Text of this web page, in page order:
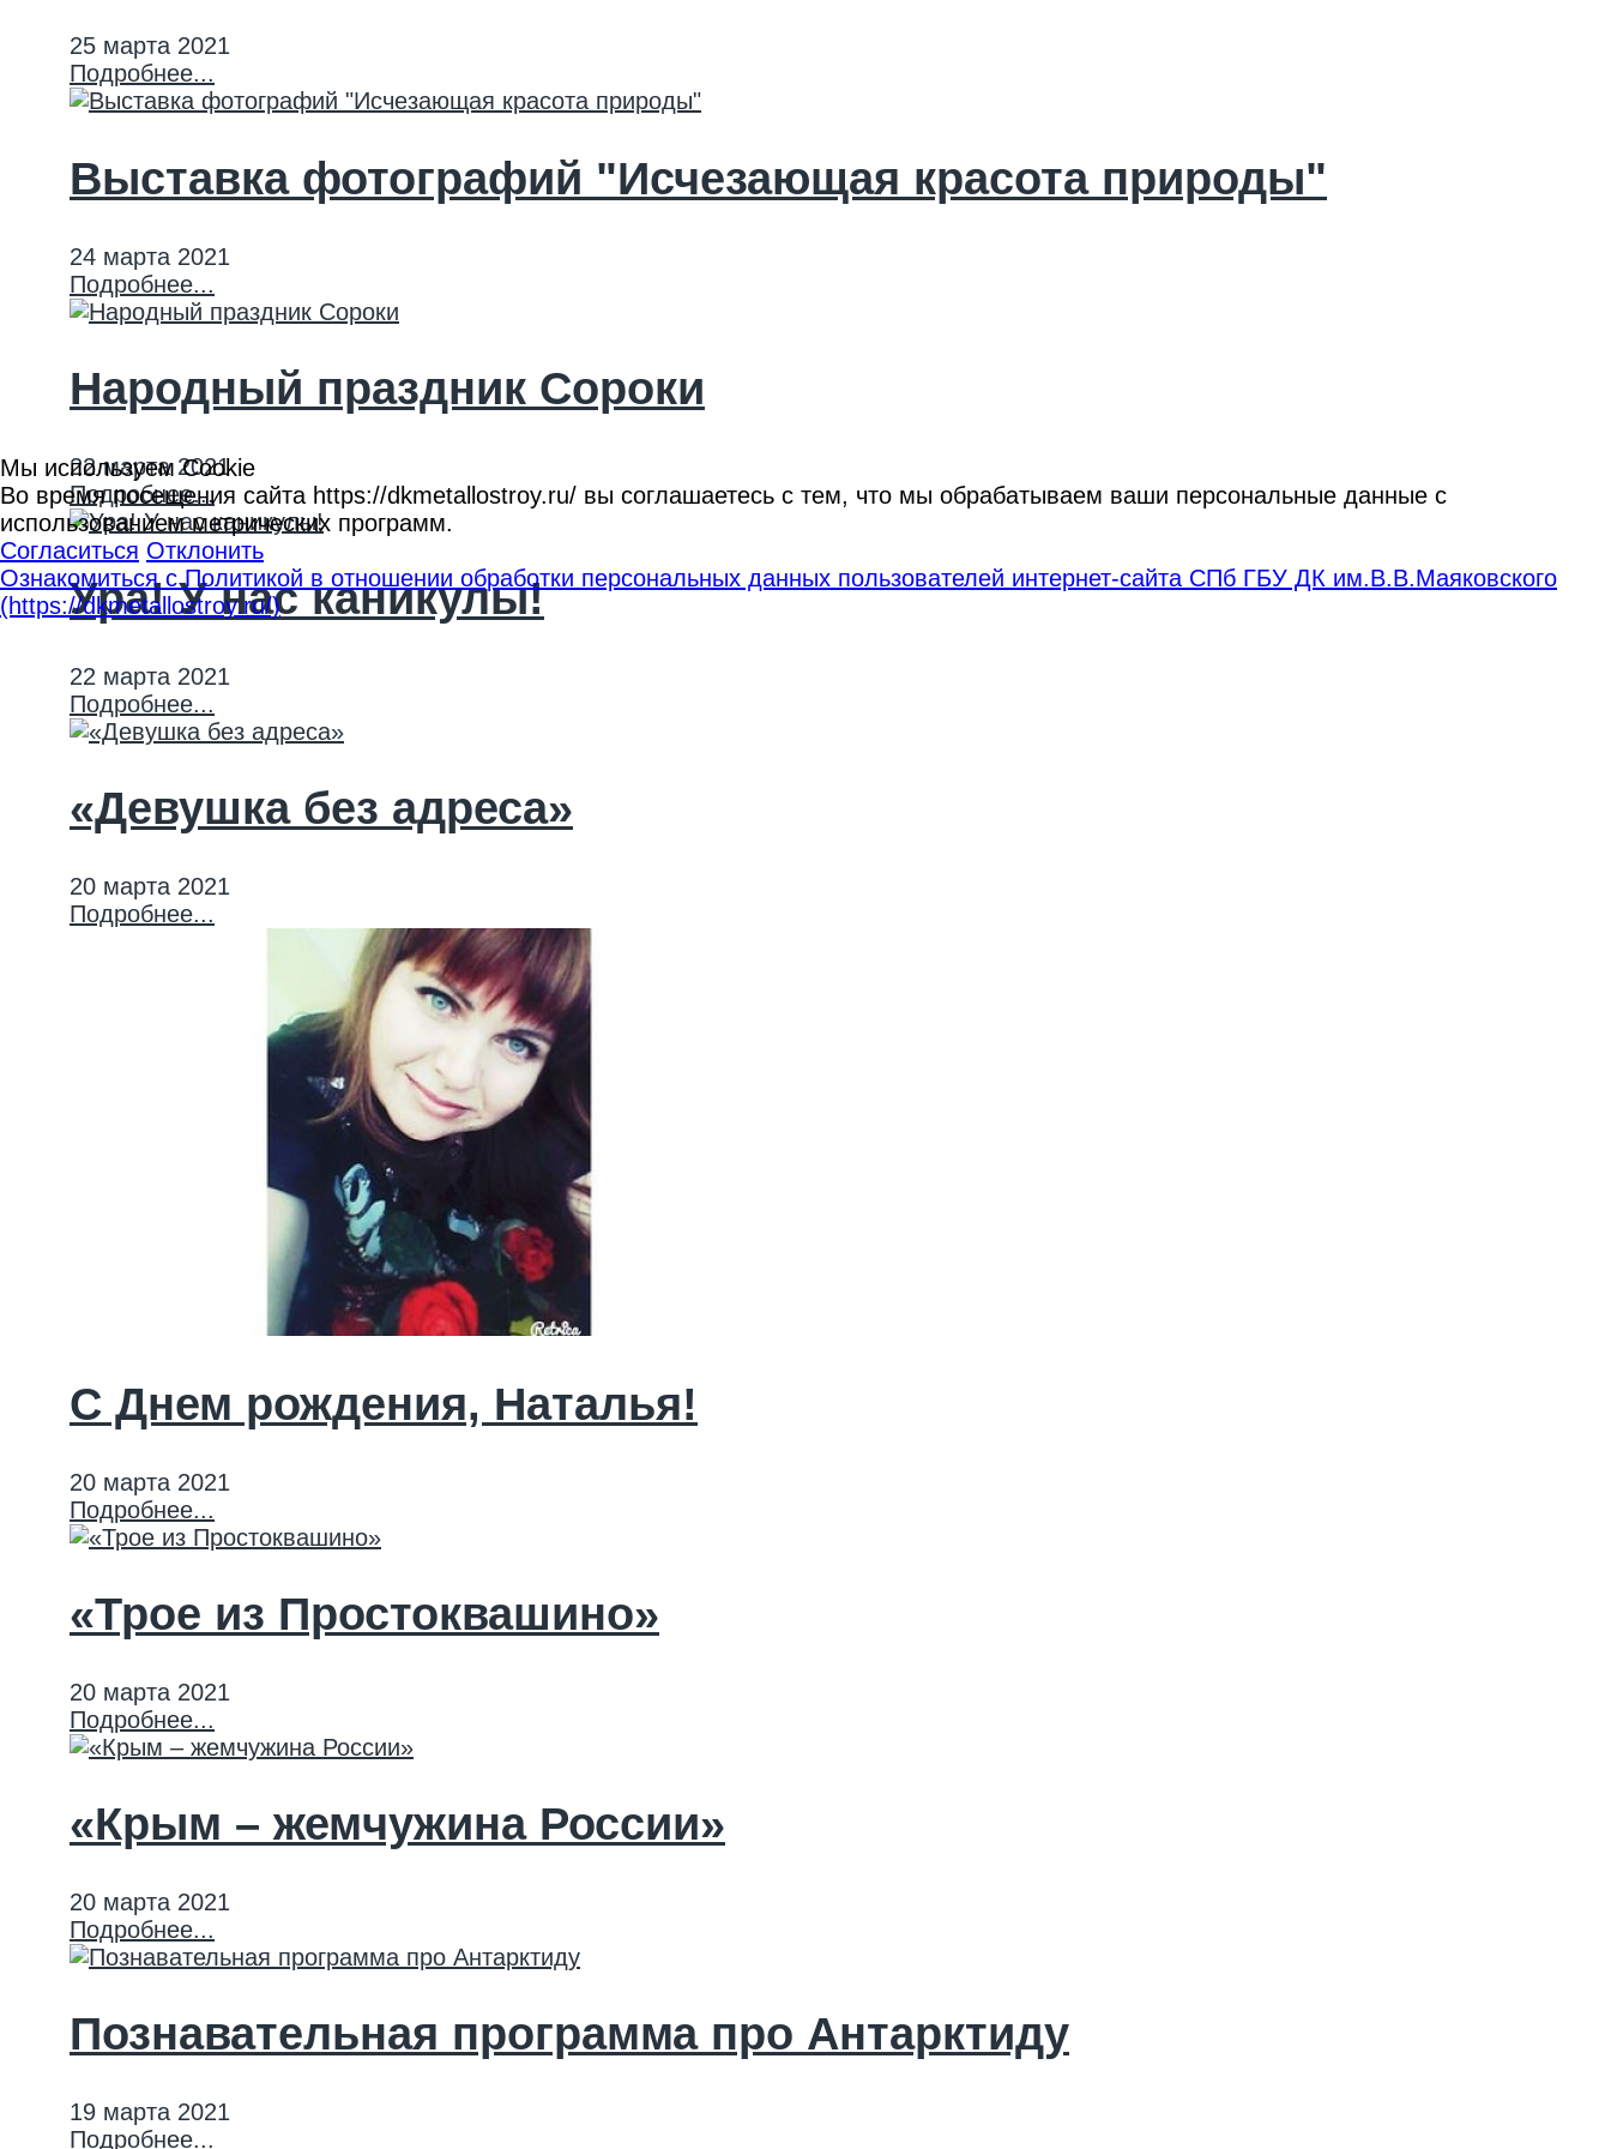
25 марта 2021
Подробнее...
Выставка фотографий "Исчезающая красота природы"
24 марта 2021
Подробнее...
Народный праздник Сороки
22 марта 2021
Подробнее...
Ура! У нас каникулы!
22 марта 2021
Подробнее...
«Девушка без адреса»
20 марта 2021
Подробнее...
С Днем рождения, Наталья!
20 марта 2021
Подробнее...
«Трое из Простоквашино»
20 марта 2021
Подробнее...
«Крым – жемчужина России»
20 марта 2021
Подробнее...
Познавательная программа про Антарктиду
19 марта 2021
Подробнее...
Мы используем Cookie
Во время посещения сайта https://dkmetallostroy.ru/ вы соглашаетесь с тем, что мы обрабатываем ваши персональные данные с
использованием метрических программ.
Согласиться Отклонить
Ознакомиться с Политикой в отношении обработки персональных данных пользователей интернет-сайта СПб ГБУ ДК им.В.В.Маяковского
(https://dkmetallostroy.ru/)